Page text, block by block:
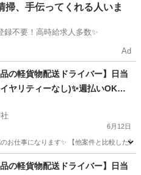
貨物
掃、手伝ってくれる人いま
例1万円〜 / 登録不要！高時給求人多数✨
Ad
品の軽貨物配送ドライバー】日当
ヤリティーなし)✨週払いOK⭕️
ば即稼働可
6月12日
お仕事になります✨ 【他案件と比較した
品の軽貨物配送ドライバー】日当